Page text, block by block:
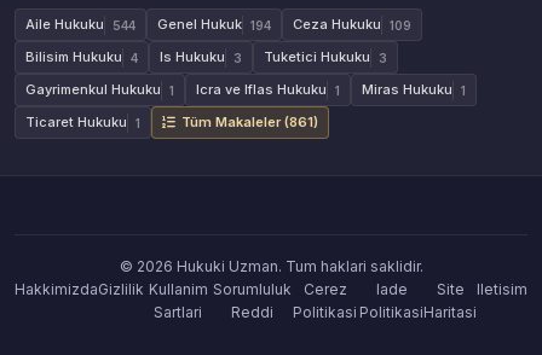
Aile Hukuku
544 Genel Hukuk 194 Ceza Hukuku 109
Bilisim Hukuku 4 Is Hukuku 3 Tuketici Hukuku 3
Gayrimenkul Hukuku 1 Icra ve Iflas Hukuku 1 Miras Hukuku 1
Ticaret Hukuku 1 Tüm Makaleler (861)
© 2026 Hukuki Uzman. Tum haklari saklidir.
HakkimizdaGizlilik Kullanim
Sartlari
Sorumluluk
Reddi
Cerez
Politikasi
Iade
Politikasi
Site
Haritasi
Iletisim